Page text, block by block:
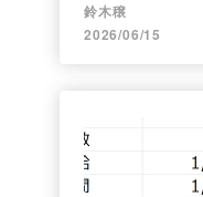
鈴木穣
2026/06/15